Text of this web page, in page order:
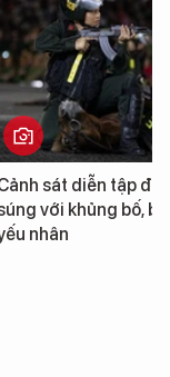
Hình
tàu sân